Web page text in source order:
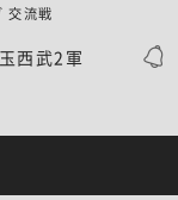
西武2軍
流戦